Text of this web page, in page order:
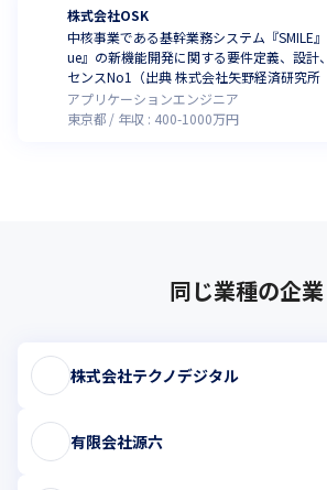
株式会社OSK
中核事業である基幹業務システム『SMILE
ue』の新機能開発に関する要件定義、設計
センスNo1（出典 株式会社矢野経済研究所
と展望』（2025年8月発刊））
アプリケーションエンジニア
東京都
年収 : 400-1000万円
同じ業種の企業
株式会社テクノデジタル
有限会社源六